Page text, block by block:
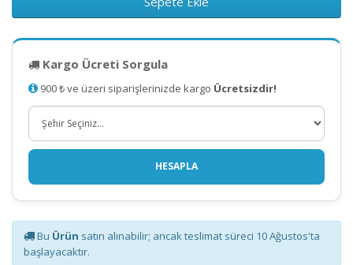
Kargo Ücreti Sorgula
900 ₺ ve üzeri siparişlerinizde kargo Ücretsizdir!
HESAPLA
Bu Ürün satın alınabilir; ancak teslimat süreci 10 Ağustos'ta
başlayacaktır.